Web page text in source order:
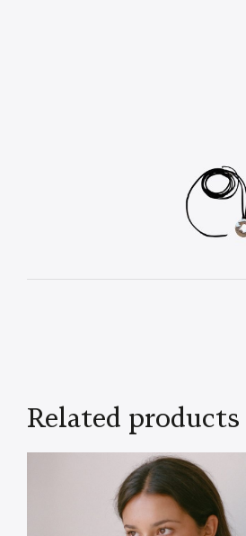
Related products